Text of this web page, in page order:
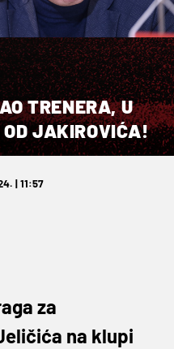
TRENERA, U
OD JAKIROVIĆA!
| 11:57
za
na klupi